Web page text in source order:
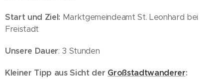
Start und Ziel: Marktgemeindeamt St. Leonhard bei
Freistadt
Unsere Dauer: 3 Stunden
Kleiner Tipp aus Sicht der Großstadtwanderer: